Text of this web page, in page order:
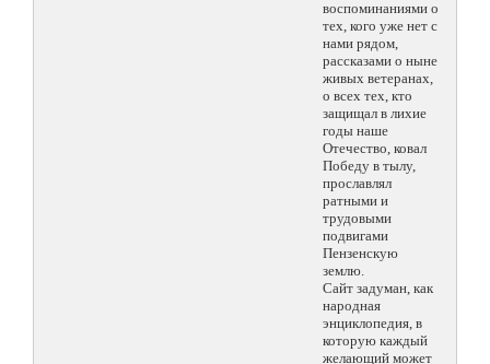
воспоминаниями о
тех, кого уже нет с
нами рядом,
рассказами о ныне
живых ветеранах,
о всех тех, кто
защищал в лихие
годы наше
Отечество, ковал
Победу в тылу,
прославлял
ратными и
трудовыми
подвигами
Пензенскую
землю.
Сайт задуман, как
народная
энциклопедия, в
которую каждый
желающий может